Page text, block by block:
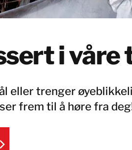
i våre
eller trenger
frem til å høre fra